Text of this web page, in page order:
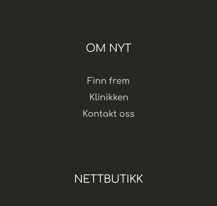
OM NYT
Finn frem
Klinikken
Kontakt oss
NETTBUTIKK